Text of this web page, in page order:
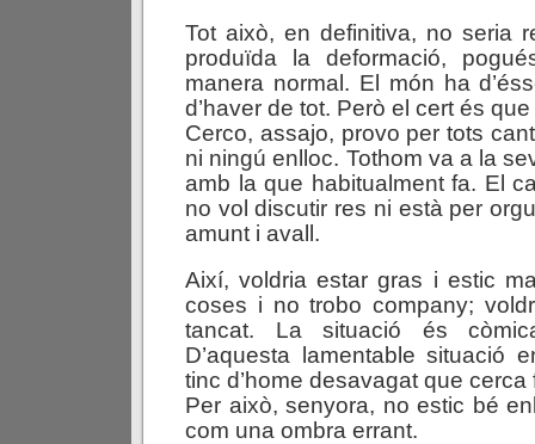
Tot això, en definitiva, no seria
produïda la deformació,
manera normal. El món ha
d’haver de tot. Però el cert és
Cerco, assajo, provo per tots
ni ningú enlloc. Tothom va a la
amb la que habitualment fa. El
no vol discutir res ni està per
amunt i avall.
Així, voldria estar gras i estic
coses i no trobo company;
tancat. La situació és
D’aquesta lamentable situació
tinc d’home desavagat que
Per això, senyora, no estic bé
com una ombra errant.